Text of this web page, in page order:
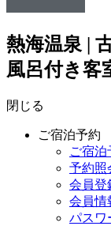
熱海温泉 |
風呂付き客
閉じる
ご宿泊予約
ご宿泊
予約照
会員登
会員情
パスワ